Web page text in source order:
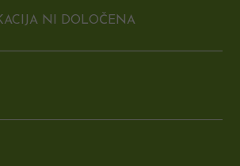
NI DOLOČENA